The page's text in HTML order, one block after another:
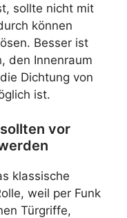
sollte nicht mit
können
Besser ist
den Innenraum
Dichtung von
ist.
vor
klassische
weil per Funk
Türgriffe,